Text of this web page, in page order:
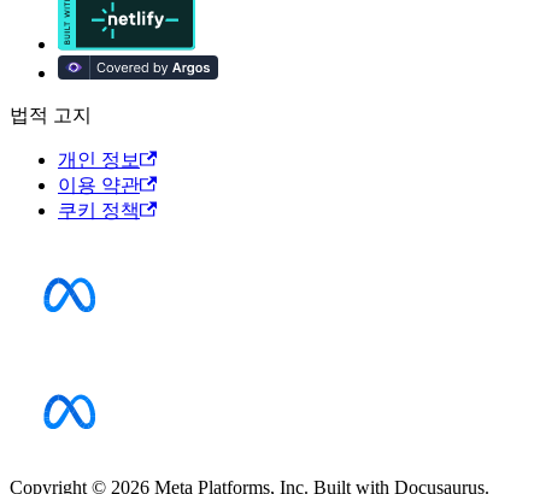
법적 고지
개인 정보
이용 약관
쿠키 정책
Copyright © 2026 Meta Platforms, Inc. Built with Docusaurus.